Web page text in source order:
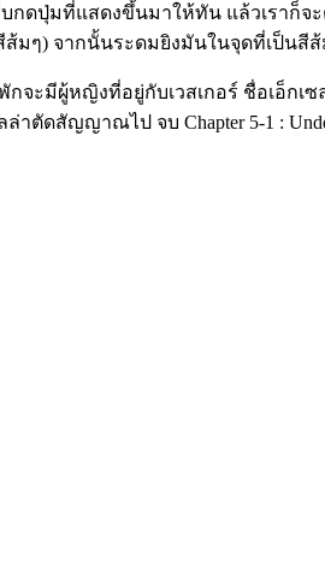
ดปุ่มที่แสดงขึ้นมาให้ทัน แล้วเราก็
มๆ) จากนั้นระดมยิงมันในจุดที่เป็น
ะมีผู้หญิงที่อยู่กับเวสเกอร์ ชื่อเอ็กเ
ดสัญญาณไป จบ Chapter 5-1 :